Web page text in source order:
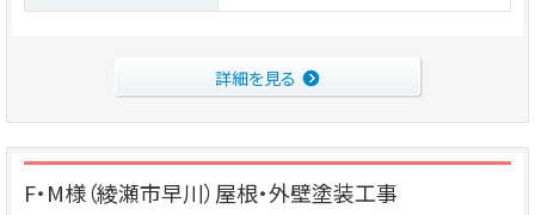
詳細を見る
F・M様（綾瀬市早川）屋根・外壁塗装工事